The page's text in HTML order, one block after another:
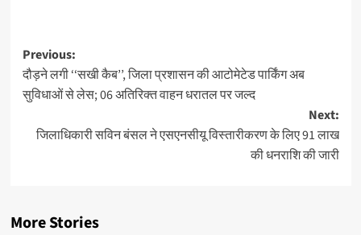
Post
navigation
Previous:
दौड़ने लगी ‘‘सखी कैब’’, जिला प्रशासन की आटोमेटेड पार्किंग अब
सुविधाओं से लेस; 06 अतिरिक्त वाहन धरातल पर जल्द
Next:
जिलाधिकारी सविन बंसल ने एसएनसीयू विस्तारीकरण के लिए 91 लाख
की धनराशि की जारी
More Stories